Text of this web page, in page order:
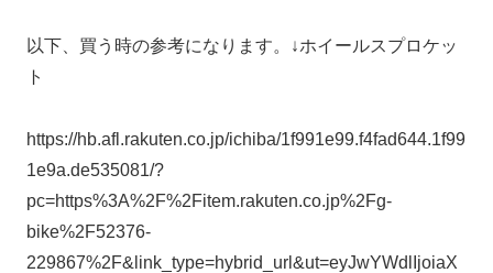
以下、買う時の参考になります。↓ホイールスプロケッ
ト
https://hb.afl.rakuten.co.jp/ichiba/1f991e99.f4fad644.1f99
1e9a.de535081/?
pc=https%3A%2F%2Fitem.rakuten.co.jp%2Fg-
bike%2F52376-
229867%2F&link_type=hybrid_url&ut=eyJwYWdlIjoiaX